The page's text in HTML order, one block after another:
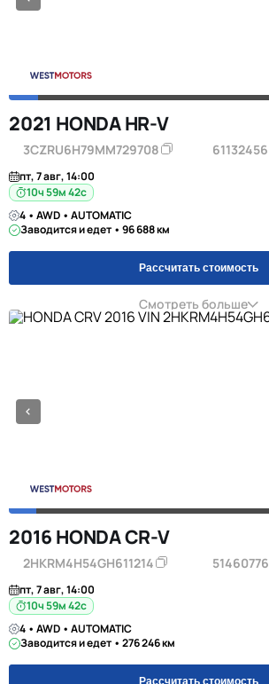
2021 HONDA HR-V
3CZRU6H79MM729708 61132456
пт, 7 авг, 14:00
10ч 59м 42с
4 • AWD • AUTOMATIC
Заводится и едет • 96 688 км
Рассчитать стоимость
Смотреть больше
2016 HONDA CR-V
2HKRM4H54GH611214 51460776
пт, 7 авг, 14:00
10ч 59м 42с
4 • AWD • AUTOMATIC
Заводится и едет • 276 246 км
Рассчитать стоимость